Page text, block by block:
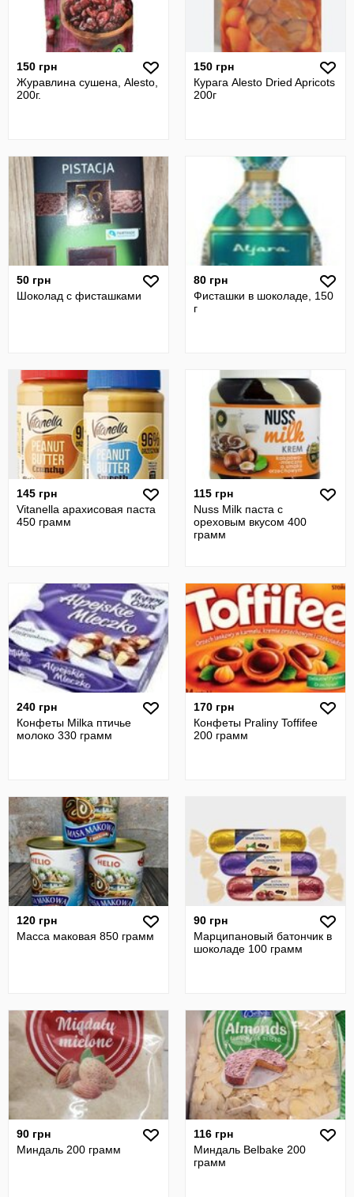
150 грн
Журавлина сушена, Alesto,
200г.
150 грн
Курага Alesto Dried Apricots
200г
50 грн
Шоколад с фисташками
80 грн
Фисташки в шоколаде, 150
г
145 грн
Vitanella арахисовая паста
450 грамм
115 грн
Nuss Milk паста с
ореховым вкусом 400
грамм
240 грн
Конфеты Milka птичье
молоко 330 грамм
170 грн
Конфеты Praliny Toffifee
200 грамм
120 грн
Масса маковая 850 грамм
90 грн
Марципановый батончик в
шоколаде 100 грамм
90 грн
Миндаль 200 грамм
116 грн
Миндаль Belbake 200
грамм